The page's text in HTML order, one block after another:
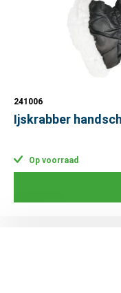
241006
Ijskrabber
Op voorraad